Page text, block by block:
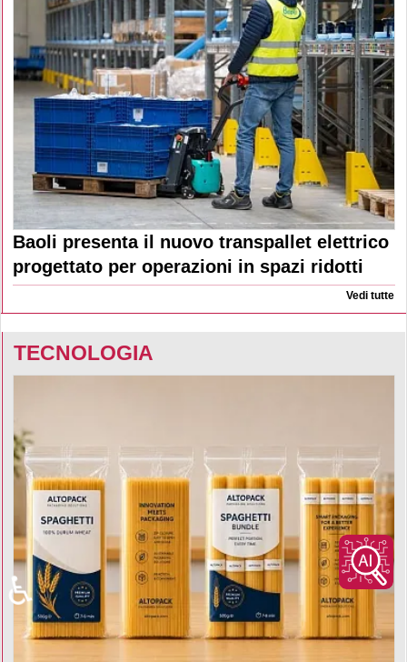
Baoli presenta il nuovo transpallet elettrico
progettato per operazioni in spazi ridotti
Vedi tutte
TECNOLOGIA